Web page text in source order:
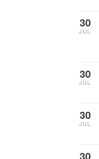
30
JUL
30
JUL
30
JUL
30